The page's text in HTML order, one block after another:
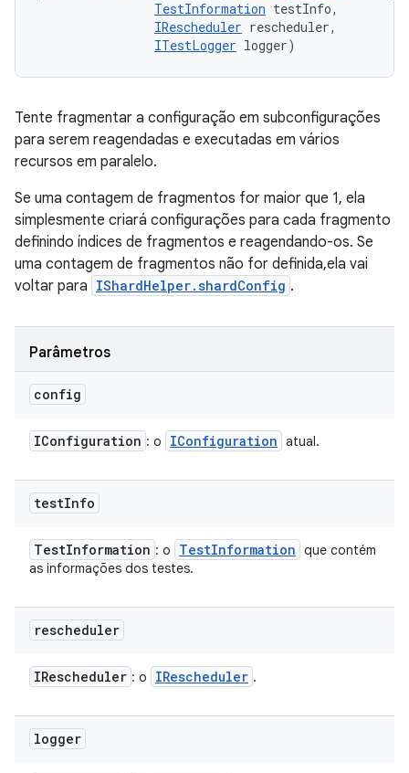
TestInformation testInfo,
IRescheduler rescheduler,
ITestLogger logger)
Tente fragmentar a configuração em subconfigurações
para serem reagendadas e executadas em vários
recursos em paralelo.
Se uma contagem de fragmentos for maior que 1, ela
simplesmente criará configurações para cada fragmento
definindo índices de fragmentos e reagendando-os. Se
uma contagem de fragmentos não for definida,ela vai
voltar para IShardHelper.shardConfig .
Parâmetros
config
IConfiguration : o IConfiguration atual.
testInfo
TestInformation : o TestInformation que contém
as informações dos testes.
rescheduler
IRescheduler : o IRescheduler .
logger